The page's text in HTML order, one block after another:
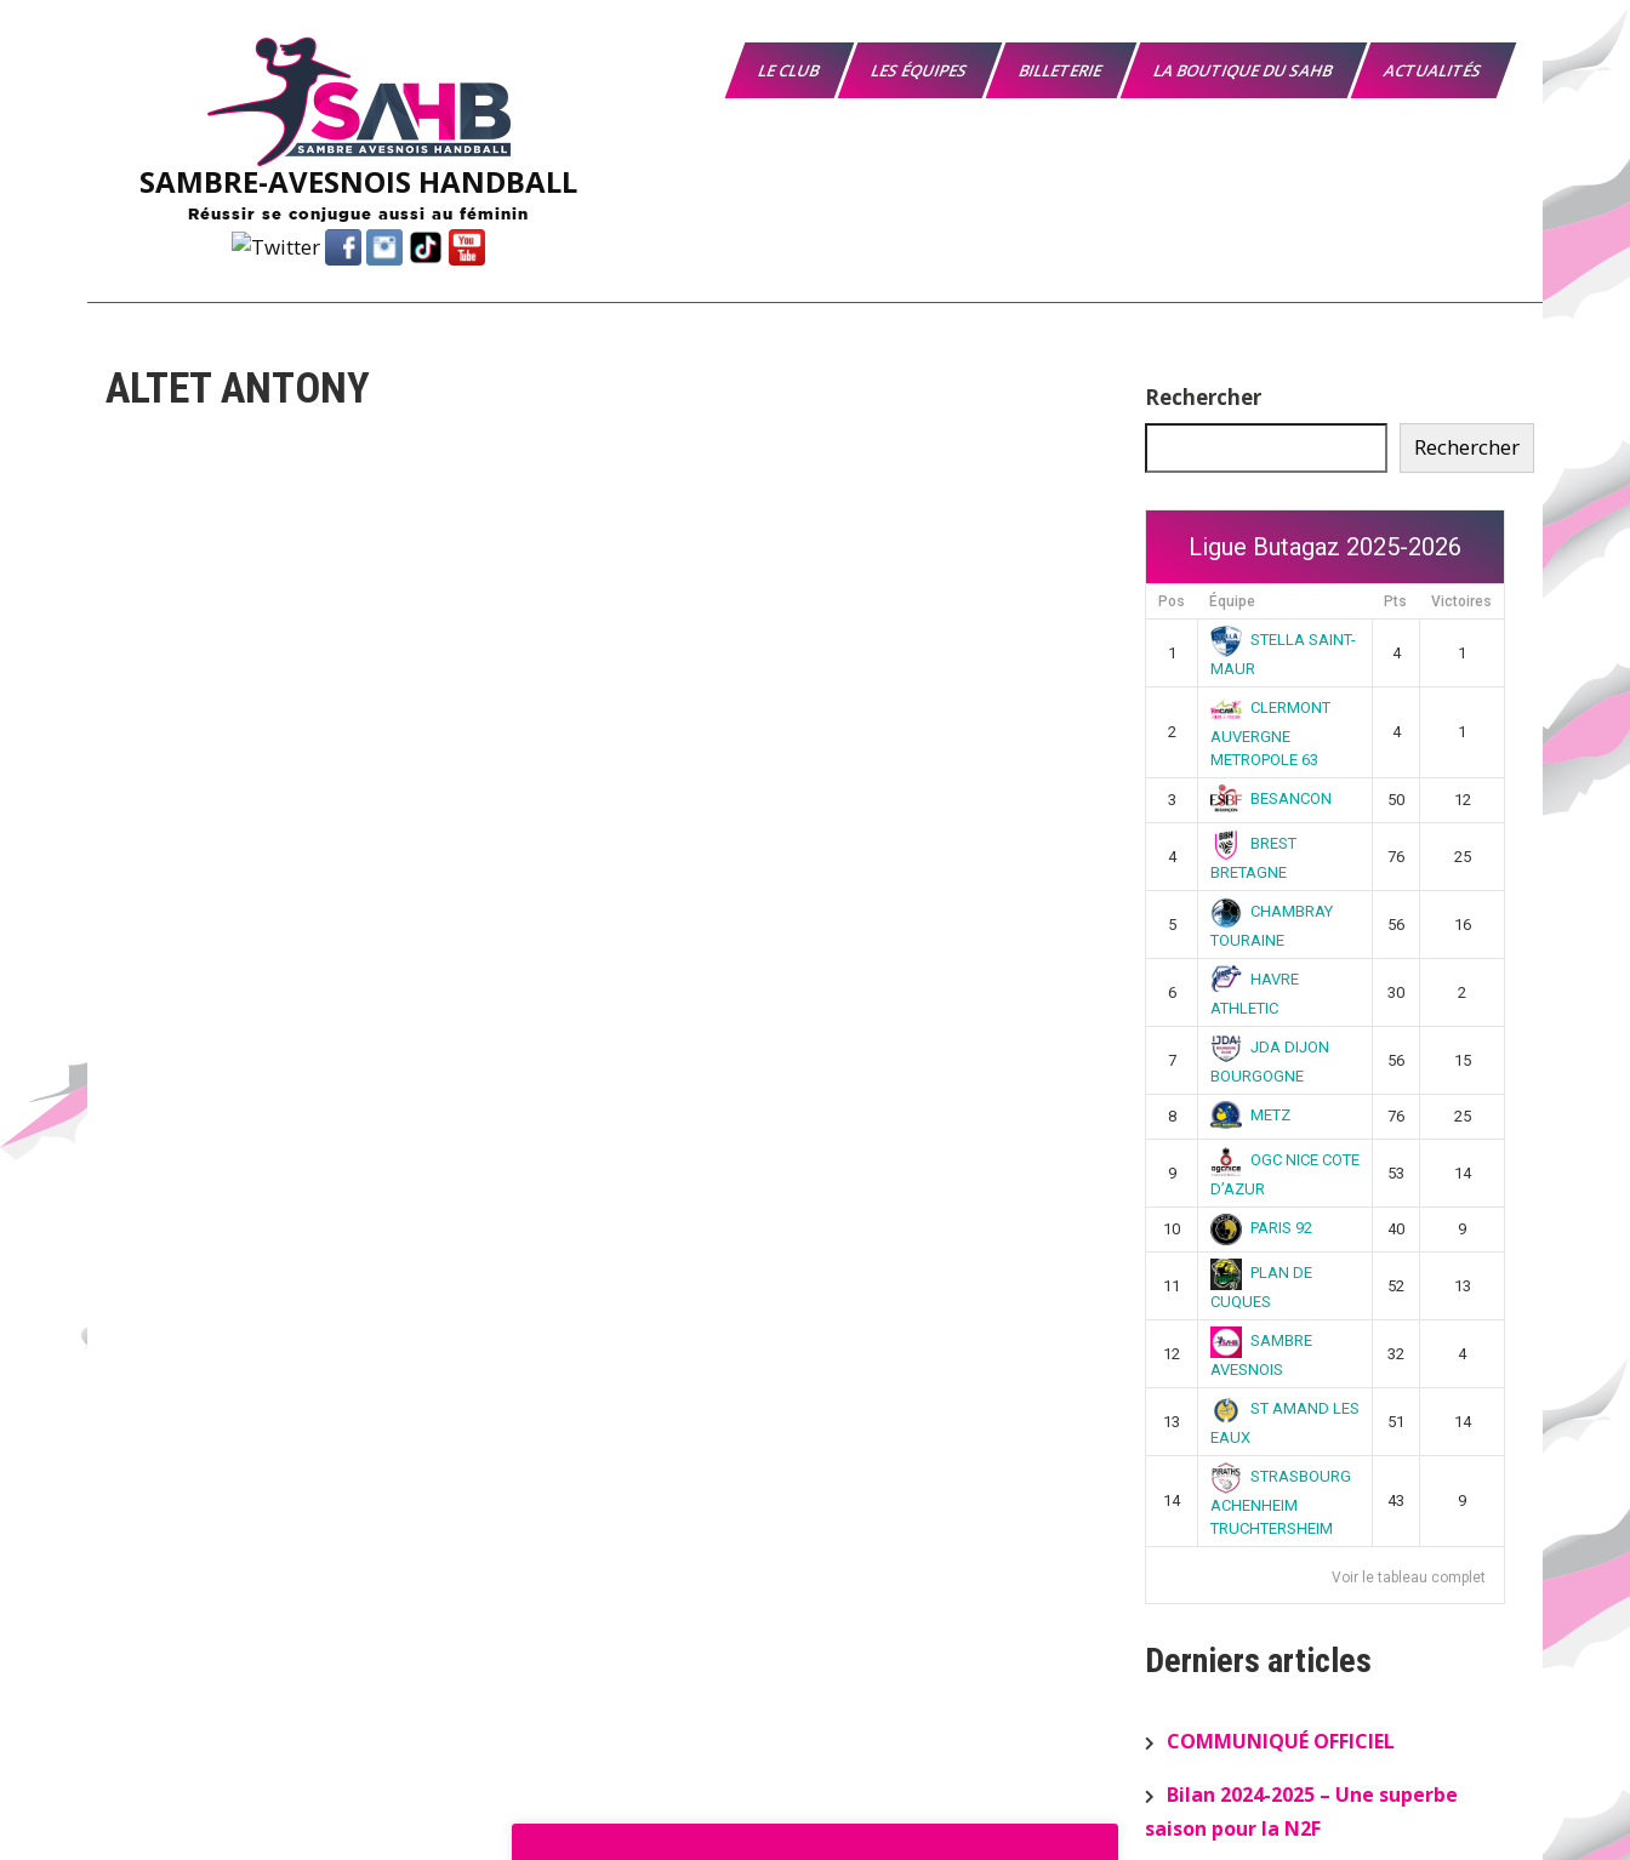
SAMBRE-AVESNOIS HANDBALL
Réussir se conjugue aussi au féminin
LE CLUB LES ÉQUIPES BILLETERIE LA BOUTIQUE DU SAHB ACTUALITÉS
ALTET ANTONY
Rechercher
Rechercher
Ligue Butagaz 2025-2026
Pos Équipe Pts Victoires
1
STELLA SAINT-
MAUR
4 1
2
CLERMONT
AUVERGNE
METROPOLE 63
4 1
3 BESANCON 50 12
4
BREST
BRETAGNE
76 25
5
CHAMBRAY
TOURAINE
56 16
6
HAVRE
ATHLETIC
30 2
7
JDA DIJON
BOURGOGNE
56 15
8 METZ 76 25
9
OGC NICE COTE
D’AZUR
53 14
10 PARIS 92 40 9
11
PLAN DE
CUQUES
52 13
12
SAMBRE
AVESNOIS
32 4
13
ST AMAND LES
EAUX
51 14
14
STRASBOURG
ACHENHEIM
TRUCHTERSHEIM
43 9
Voir le tableau complet
Derniers articles
COMMUNIQUÉ OFFICIEL
Bilan 2024-2025 – Une superbe
saison pour la N2F